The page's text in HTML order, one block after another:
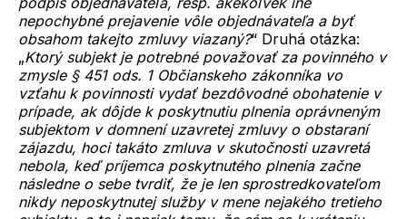
nepochybné prejavenie vôle objednávateľa a byť
obsahom takejto zmluvy viazaný?“ Druhá otázka:
„Ktorý subjekt je potrebné považovať za povinného v
zmysle § 451 ods. 1 Občianskeho zákonníka vo
vzťahu k povinnosti vydať bezdôvodné obohatenie v
prípade, ak dôjde k poskytnutiu plnenia oprávneným
subjektom v domnení uzavretej zmluvy o obstaraní
zájazdu, hoci takáto zmluva v skutočnosti uzavretá
nebola, keď príjemca poskytnutého plnenia začne
následne o sebe tvrdiť, že je len sprostredkovateľom
nikdy neposkytnutej služby v mene nejakého tretieho